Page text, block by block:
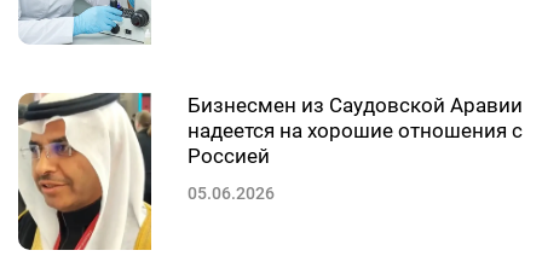
Бизнесмен из Саудовской Аравии
надеется на хорошие отношения с
Россией
05.06.2026